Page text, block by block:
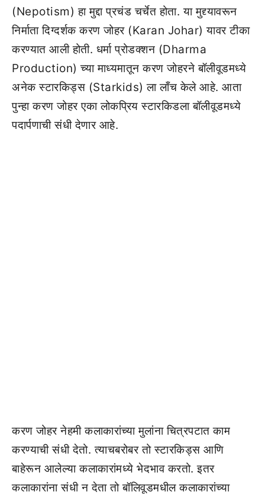
(Nepotism) हा मुद्दा प्रचंड चर्चेत होता. या मुद्द्यावरून
निर्माता दिग्दर्शक करण जोहर (Karan Johar) यावर टीका
करण्यात आली होती. धर्मा प्रोडक्शन (Dharma
Production) च्या माध्यमातून करण जोहरने बॉलीवूडमध्ये
अनेक स्टारकिड्स (Starkids) ला लाँच केले आहे. आता
पुन्हा करण जोहर एका लोकप्रिय स्टारकिडला बॉलीवूडमध्ये
पदार्पणाची संधी देणार आहे.
करण जोहर नेहमी कलाकारांच्या मुलांना चित्रपटात काम
करण्याची संधी देतो. त्याचबरोबर तो स्टारकिड्स आणि
बाहेरून आलेल्या कलाकारांमध्ये भेदभाव करतो. इतर
कलाकारांना संधी न देता तो बॉलिवूडमधील कलाकारांच्या